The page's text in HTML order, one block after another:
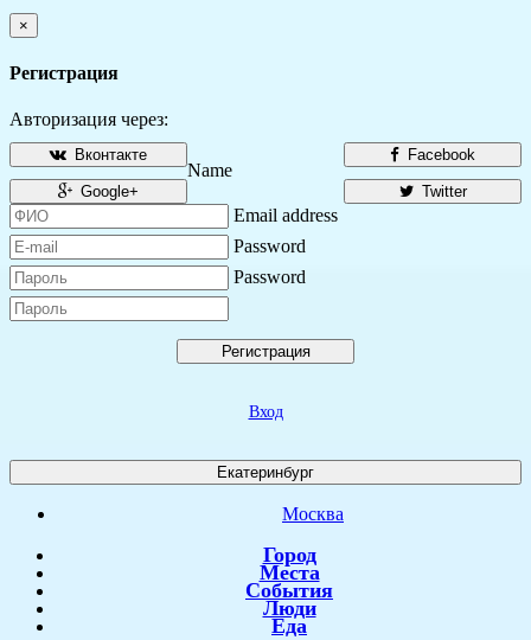
×
Регистрация
Авторизация через:
Facebook
Вконтакте
Twitter
Google+
Name
Email address
Password
Password
Регистрация
Вход
Екатеринбург
Москва
Город
Места
События
Люди
Еда